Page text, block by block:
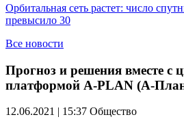
Орбитальная сеть растет: число
превысило 30
Все новости
Прогноз и решения вместе с
платформой A-PLAN (А-
12.06.2021 | 15:37 Общество